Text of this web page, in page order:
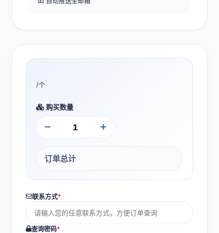
/个
购买数量
− +
订单总计
联系方式*
查询密码*